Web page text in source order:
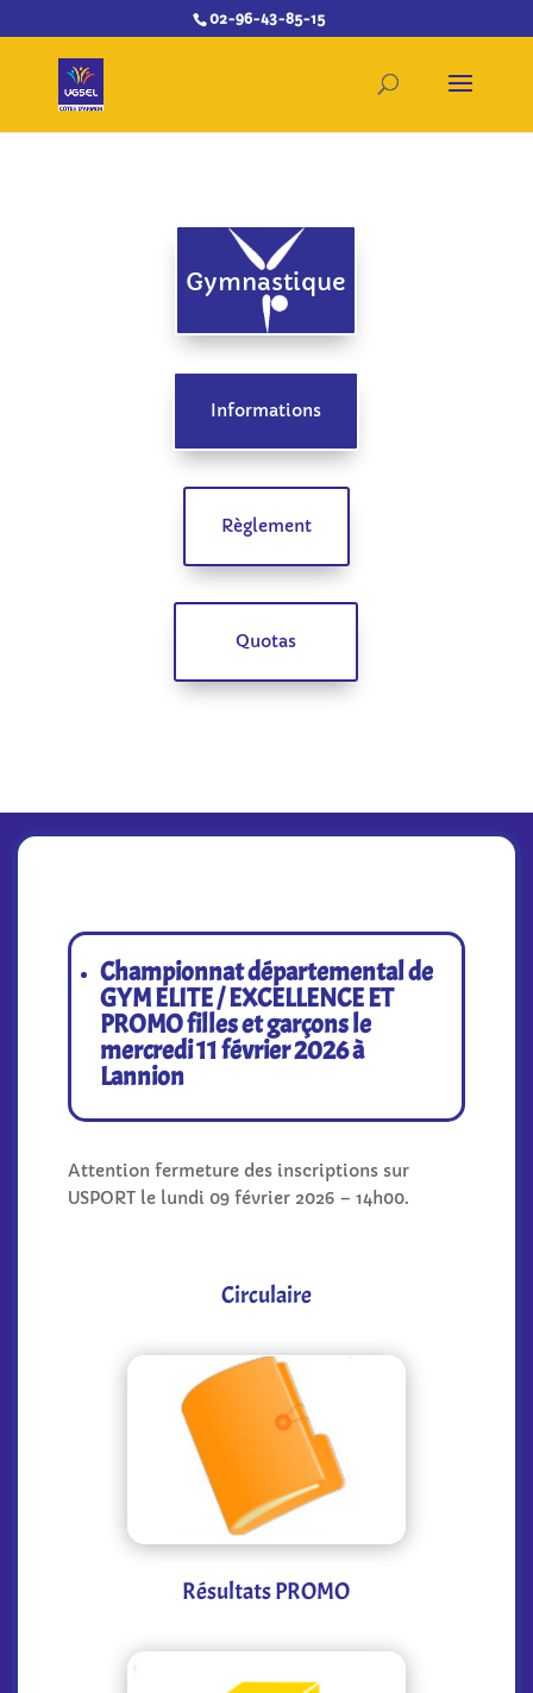
02-96-43-85-15
Gymnastique
Informations
Règlement
Quotas
Championnat départemental de
GYM ELITE / EXCELLENCE ET
PROMO filles et garçons le
mercredi 11 février 2026 à
Lannion
Attention fermeture des inscriptions sur
USPORT le lundi 09 février 2026 – 14h00.
Circulaire
Résultats PROMO